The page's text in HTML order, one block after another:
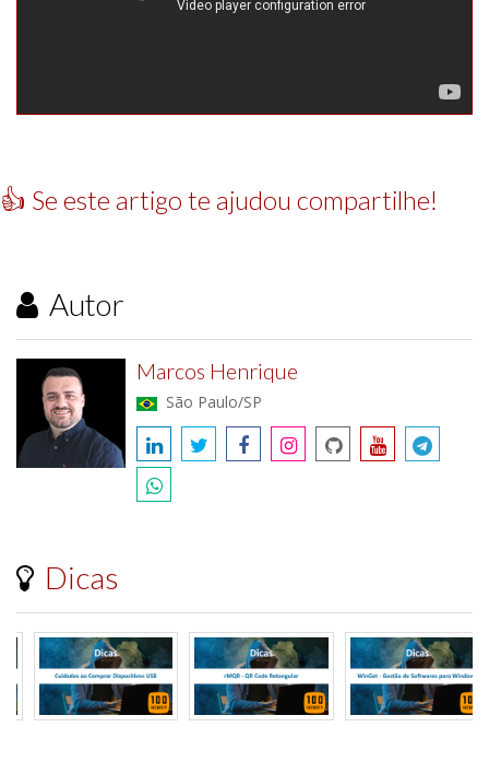
👍 Se este artigo te ajudou compartilhe!
Autor
Marcos Henrique
São Paulo/SP
Dicas